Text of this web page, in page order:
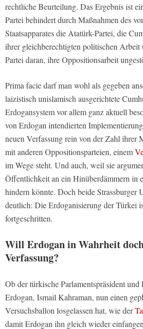
rechtliche Beurteilung. Das Ergebnis ist
Partei behindert durch Maßnahmen des
Staatsapparates die Atatürk-Partei, die
ihrer gleichberechtigten politischen Arbeit
Partei daran, ihre Oppositionsarbeit
Prima facie darf man wohl als gegeben
laizistisch unislamisch ausgerichtete
Erdogansystem vor allem ganz aktuell
von Erdogan intendierten
neuen Verfassung rein von der Zahl ihrer
mit anderen Oppositionsparteien, einem
im Wege steht. Und auch, weil sie
Öffentlichkeit an ein Hinüberdämmern in
hindern könnte. Doch beide Strassburger
deutlich: Die Erdoganisierung der Türkei
fortgeschritten.
Will Erdogan in Wahrheit
Verfassung?
Ob der türkische Parlamentspräsident und
Erdogan, Ismail Kahraman, nun einen
Versuchsballon losgelassen hat, wie der
damit Erdogan ihn gleich wieder